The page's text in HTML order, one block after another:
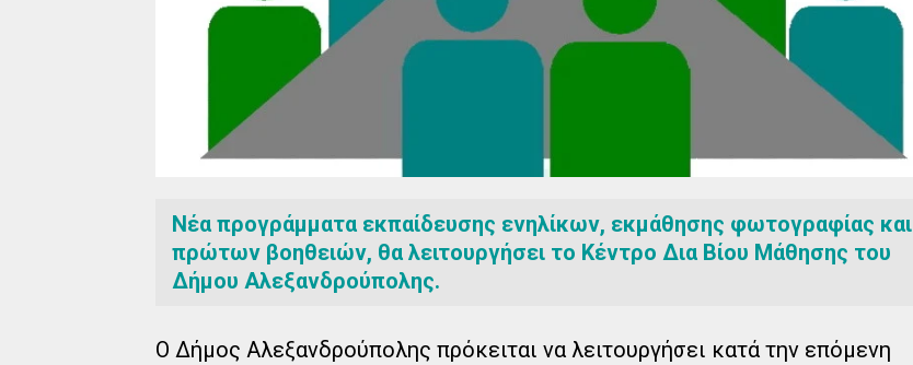
Νέα προγράμματα εκπαίδευσης ενηλίκων, εκμάθησης φωτογραφίας και
πρώτων βοηθειών, θα λειτουργήσει το Κέντρο Δια Βίου Μάθησης του
Δήμου Αλεξανδρούπολης.
Ο Δήμος Αλεξανδρούπολης πρόκειται να λειτουργήσει κατά την επόμενη